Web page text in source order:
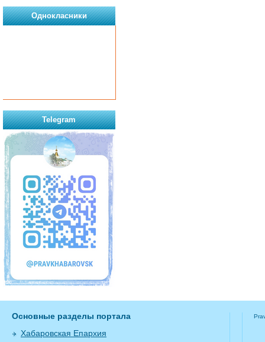
Однокласники
Telegram
Основные разделы портала
Хабаровская Епархия